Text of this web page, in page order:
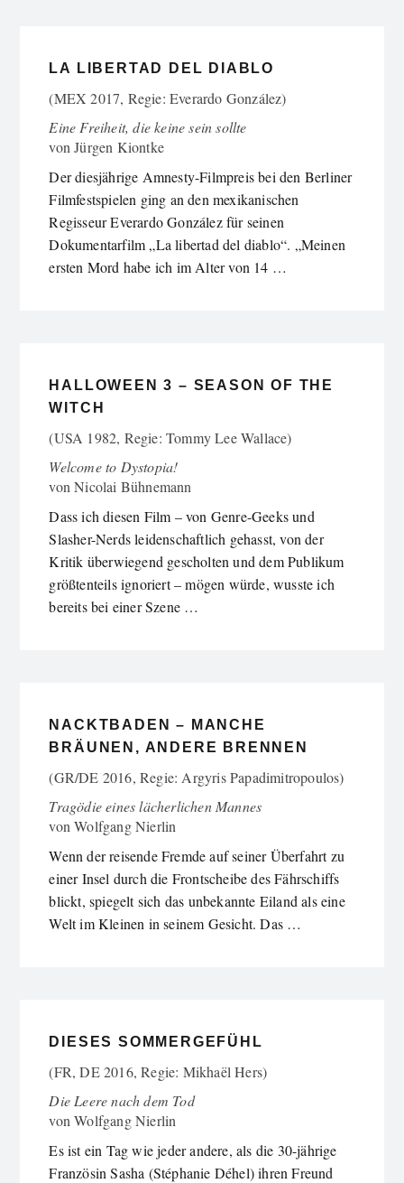
LA LIBERTAD DEL DIABLO
(MEX 2017, Regie: Everardo González)
Eine Freiheit, die keine sein sollte
vonJürgen Kiontke
Der diesjährige Amnesty-Filmpreis bei den Berliner
Filmfestspielen ging an den mexikanischen
Regisseur Everardo González für seinen
Dokumentarfilm „La libertad del diablo“. „Meinen
ersten Mord habe ich im Alter von 14 …
HALLOWEEN 3 – SEASON OF THE
WITCH
(USA 1982, Regie: Tommy Lee Wallace)
Welcome to Dystopia!
vonNicolai Bühnemann
Dass ich diesen Film – von Genre-Geeks und
Slasher-Nerds leidenschaftlich gehasst, von der
Kritik überwiegend gescholten und dem Publikum
größtenteils ignoriert – mögen würde, wusste ich
bereits bei einer Szene …
NACKTBADEN – MANCHE
BRÄUNEN, ANDERE BRENNEN
(GR/DE 2016, Regie: Argyris Papadimitropoulos)
Tragödie eines lächerlichen Mannes
vonWolfgang Nierlin
Wenn der reisende Fremde auf seiner Überfahrt zu
einer Insel durch die Frontscheibe des Fährschiffs
blickt, spiegelt sich das unbekannte Eiland als eine
Welt im Kleinen in seinem Gesicht. Das …
DIESES SOMMERGEFÜHL
(FR, DE 2016, Regie: Mikhaël Hers)
Die Leere nach dem Tod
vonWolfgang Nierlin
Es ist ein Tag wie jeder andere, als die 30-jährige
Französin Sasha (Stéphanie Déhel) ihren Freund